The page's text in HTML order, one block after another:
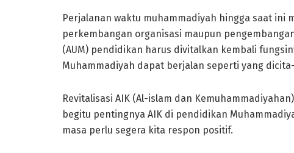
Perjalanan waktu muhammadiyah hingga saat ini
perkembangan organisasi maupun
(AUM) pendidikan harus divitalkan kembali
Muhammadiyah dapat berjalan seperti yang
Revitalisasi AIK (Al-islam dan
begitu pentingnya AIK di pendidikan
masa perlu segera kita respon positif.